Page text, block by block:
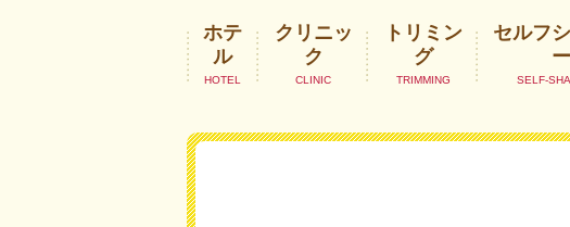
ホテ
ル
クリニッ
ク
トリミン
グ
セルフ
ー